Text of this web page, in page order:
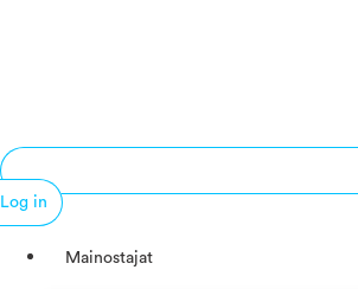
Log in
Mainostajat